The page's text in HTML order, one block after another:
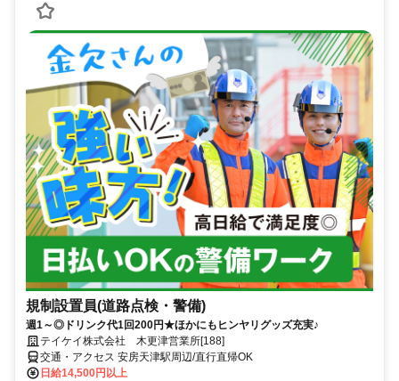
規制設置員(道路点検・警備)
週1～◎ドリンク代1回200円★ほかにもヒンヤリグッズ充実♪
テイケイ株式会社 木更津営業所[188]
交通・アクセス 安房天津駅周辺/直行直帰OK
日給14,500円以上